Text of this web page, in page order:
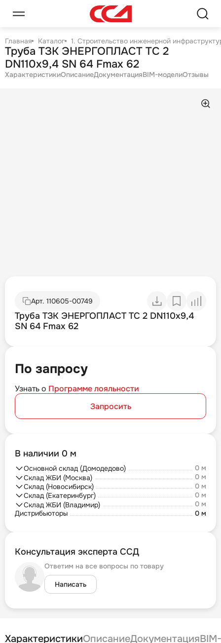
Главная Каталог 1. Строительство инженерной
Труба ТЗК ЭНЕРГОПЛАСТ ТС 2
DN110х9,4 SN 64 Fmax 62
ХарактеристикиОписаниеДокументацияBIM-моделиОтзывы
Арт. 110605-00749
Труба ТЗК ЭНЕРГОПЛАСТ ТС 2 DN110х9,4
SN 64 Fmax 62
По запросу
Узнать о Программе лояльности
Запросить
В наличии 0 м
Основной склад (Домодедово)
0 м
Склад ЖБИ (Москва)
0 м
Склад (Новосибирск)
0 м
Склад (Екатеринбург)
0 м
Склад ЖБИ (Владимир)
0 м
Дистрибьюторы
0 м
Консультация эксперта ССД
Ответим на все вопросы по товару
Написать
ХарактеристикиОписаниеДокументация